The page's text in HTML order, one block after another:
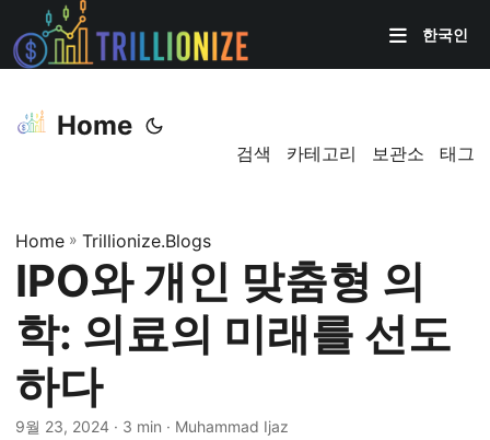
한국인
Home
검색 카테고리 보관소 태그
Home » Trillionize.Blogs
IPO와 개인 맞춤형 의
학: 의료의 미래를 선도
하다
9월 23, 2024 · 3 min · Muhammad Ijaz